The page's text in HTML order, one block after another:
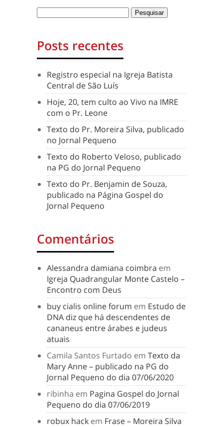
Posts recentes
Registro especial na Igreja Batista
Central de São Luís
Hoje, 20, tem culto ao Vivo na IMRE
com o Pr. Leone
Texto do Pr. Moreira Silva, publicado
no Jornal Pequeno
Texto do Roberto Veloso, publicado
na PG do Jornal Pequeno
Texto do Pr. Benjamin de Souza,
publicado na Página Gospel do
Jornal Pequeno
Comentários
Alessandra damiana coimbra em
Igreja Quadrangular Monte Castelo –
Encontro com Deus
buy cialis online forum em Estudo de
DNA diz que há descendentes de
cananeus entre árabes e judeus
atuais
Camila Santos Furtado em Texto da
Mary Anne – publicado na PG do
Jornal Pequeno do dia 07/06/2020
ribinha em Pagina Gospel do Jornal
Pequeno do dia 07/06/2019
robux hack em Frase – Moreira Silva